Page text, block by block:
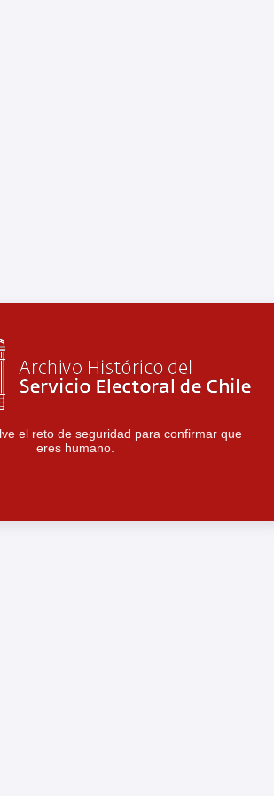
el reto de seguridad para confirmar que
eres humano.